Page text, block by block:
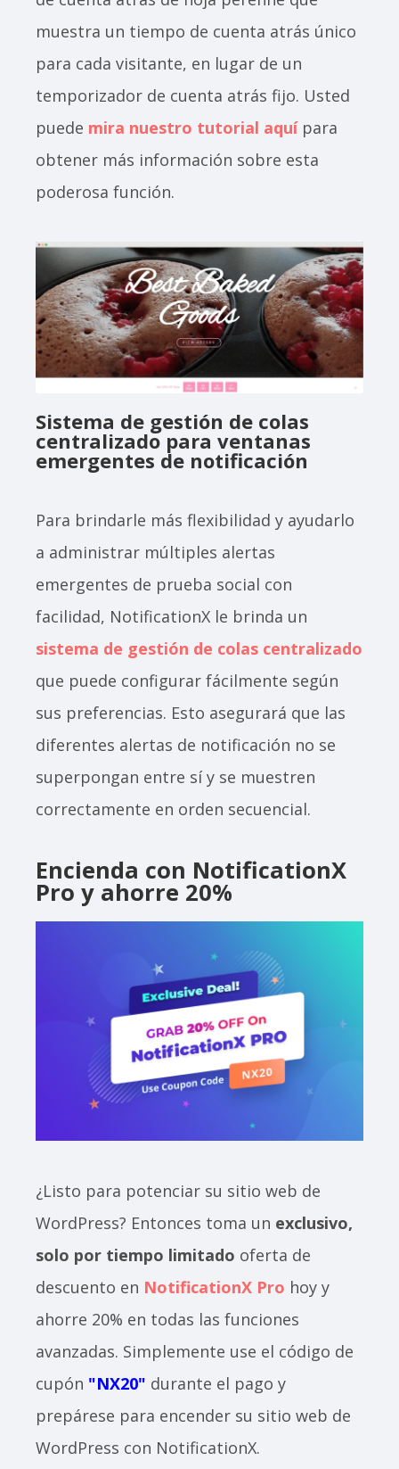
muestra un tiempo de cuenta atrás único
para cada visitante, en lugar de un
temporizador de cuenta atrás fijo. Usted
puede mira nuestro tutorial aquípara
obtener más información sobre esta
poderosa función.
Sistema de gestión de colas
centralizado para ventanas
emergentes de notificación
Para brindarle más flexibilidad y ayudarlo
a administrar múltiples alertas
emergentes de prueba social con
facilidad, NotificationX le brinda un
sistema de gestión de colas centralizado
que puede configurar fácilmente según
sus preferencias. Esto asegurará que las
diferentes alertas de notificación no se
superpongan entre sí y se muestren
correctamente en orden secuencial.
Encienda con NotificationX
Pro y ahorre 20%
¿Listo para potenciar su sitio web de
WordPress? Entonces toma un exclusivo,
solo por tiempo limitado oferta de
descuento en NotificationX Pro hoy y
ahorre 20% en todas las funciones
avanzadas. Simplemente use el código de
cupón "NX20" durante el pago y
prepárese para encender su sitio web de
WordPress con NotificationX.